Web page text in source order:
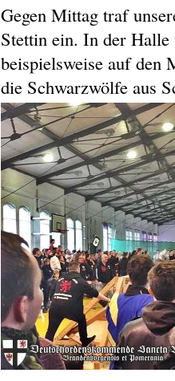
Gegen Mittag traf
Stettin ein. In der
beispielsweise auf den
die Schwarzwölfe aus